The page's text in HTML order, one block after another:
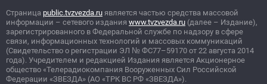
Страница public.tvzvezda.ru является частью средства массовой
информации – сетевого издания www.tvzvezda.ru (далее – Издание),
зарегистрированного в Федеральной службе по надзору в сфере
связи, информационных технологий и массовых коммуникаций
(Свидетельство о регистрации ЭЛ № ФС77–59170 от 22 августа 2014
года). Учредителем и редакцией Издания является Акционерное
общество «Телерадиокомпания Вооруженных Сил Российской
Федерации «ЗВЕЗДА» (АО «ТРК ВС РФ «ЗВЕЗДА»).